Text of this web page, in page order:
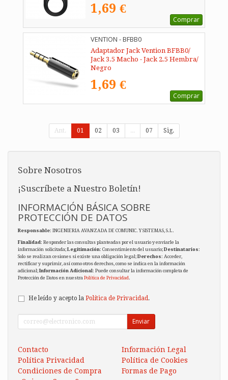
1,69 €
Comprar
VENTION - BFBB0
Adaptador Jack Vention BFBB0/
Jack 3.5 Macho - Jack 2.5 Hembra/
Negro
1,69 €
Comprar
Ant. 01 02 03 ... 07 Sig.
Sobre Nosotros
¡Suscríbete a Nuestro Boletín!
INFORMACIÓN BÁSICA SOBRE
PROTECCIÓN DE DATOS
Responsable: INGENIERIA AVANZADA DE COMUNIC. Y SISTEMAS, S.L.
Finalidad: Responder las consultas planteadas por el usuario y enviarle la
información solicitada;Legitimación: Consentimiento del usuario;Destinatarios:
Solo se realizan cesiones si existe una obligación legal;Derechos: Acceder,
rectificar y suprimir, así como otros derechos, como se indica en la información
adicional;Información Adicional: Puede consultar la información completa de
Protección de Datos en nuestra Política de Privacidad.
He leído y acepto la Política de Privacidad .
Enviar
Contacto
Información Legal
Política Privacidad
Política de Cookies
Condiciones de Compra
Formas de Pago